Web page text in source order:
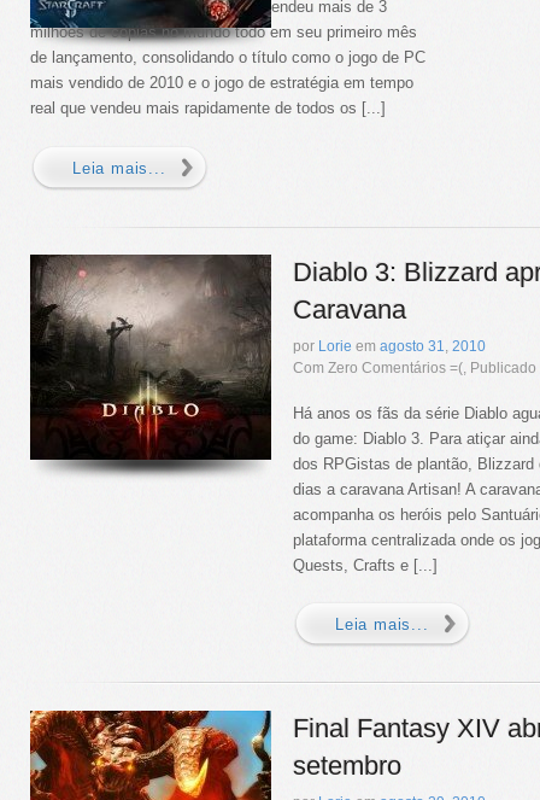
StarCraft® II: Wings of Liberty™ vendeu mais de 3
milhões de cópias no mundo todo em seu primeiro mês
de lançamento, consolidando o título como o jogo de PC
mais vendido de 2010 e o jogo de estratégia em tempo
real que vendeu mais rapidamente de todos os [...]
Leia mais...
Diablo 3: Blizzard
Caravana
por Lorie em agosto 31
2010
Com Zero Comentários =(,
Há anos os fãs da série Diablo
do game: Diablo 3. Para atiçar
dos RPGistas de plantão, Blizzard
dias a caravana Artisan! A
acompanha os heróis pelo
plataforma centralizada onde os
Quests, Crafts e [...]
Leia mais...
Final Fantasy XIV
setembro